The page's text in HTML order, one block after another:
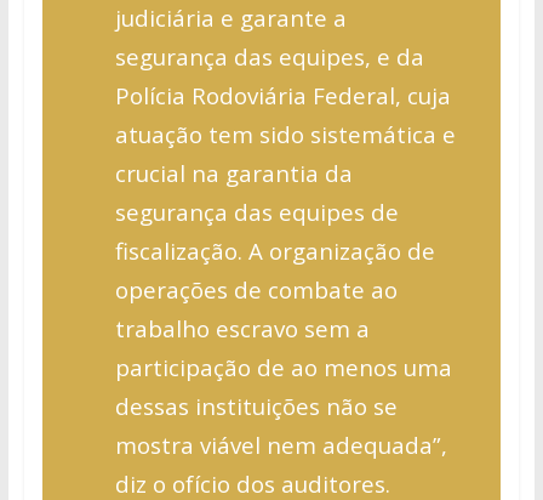
judiciária e garante a
segurança das equipes, e da
Polícia Rodoviária Federal, cuja
atuação tem sido sistemática e
crucial na garantia da
segurança das equipes de
fiscalização. A organização de
operações de combate ao
trabalho escravo sem a
participação de ao menos uma
dessas instituições não se
mostra viável nem adequada”,
diz o ofício dos auditores.